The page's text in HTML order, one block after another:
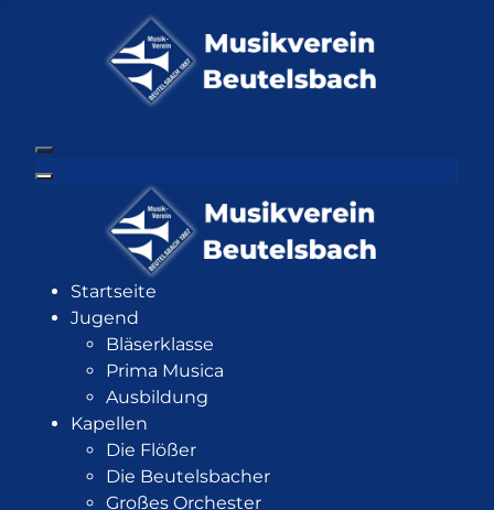
Startseite
Jugend
Bläserklasse
Prima Musica
Ausbildung
Kapellen
Die Flößer
Die Beutelsbacher
Großes Orchester